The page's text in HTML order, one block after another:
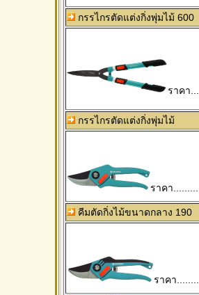
กรรไกรตัดแต่งกิ่งพุ่มไม้ 600
ราคา
กรรไกรตัดแต่งกิ่งพุ่มไม้
ราคา
คีมตัดกิ่งไม้ขนาดกลาง 190
ราคา